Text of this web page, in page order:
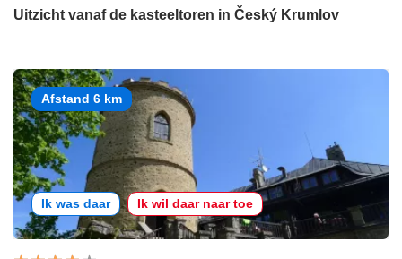
Uitzicht vanaf de kasteeltoren in Český Krumlov
Afstand 6 km
Ik was daar Ik wil daar naar toe